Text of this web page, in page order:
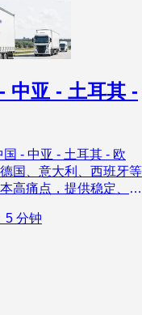
中亚 - 土耳其 -
- 中亚 - 土耳其 - 欧
国、意大利、西班牙等
高痛点，提供稳定、安
5 分钟